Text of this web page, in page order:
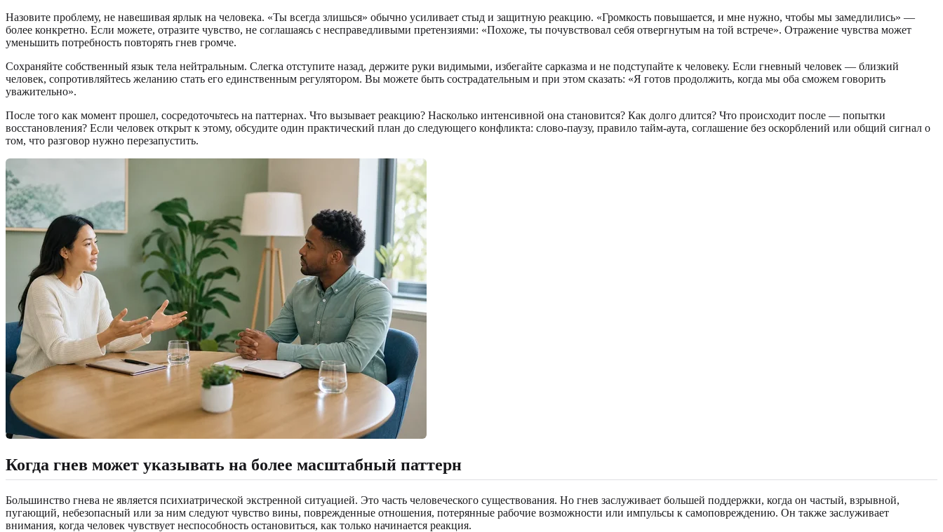
Назовите проблему, не навешивая ярлык на человека. «Ты всегда злишься» обычно усиливает стыд и защитную реакцию. «Громкость повышается, и мне нужно, чтобы мы замедлились» —
более конкретно. Если можете, отразите чувство, не соглашаясь с несправедливыми претензиями: «Похоже, ты почувствовал себя отвергнутым на той встрече». Отражение чувства может
уменьшить потребность повторять гнев громче.
Сохраняйте собственный язык тела нейтральным. Слегка отступите назад, держите руки видимыми, избегайте сарказма и не подступайте к человеку. Если гневный человек — близкий
человек, сопротивляйтесь желанию стать его единственным регулятором. Вы можете быть сострадательным и при этом сказать: «Я готов продолжить, когда мы оба сможем говорить
уважительно».
После того как момент прошел, сосредоточьтесь на паттернах. Что вызывает реакцию? Насколько интенсивной она становится? Как долго длится? Что происходит после — попытки
восстановления? Если человек открыт к этому, обсудите один практический план до следующего конфликта: слово-паузу, правило тайм-аута, соглашение без оскорблений или общий сигнал о
том, что разговор нужно перезапустить.
Когда гнев может указывать на более масштабный паттерн
Большинство гнева не является психиатрической экстренной ситуацией. Это часть человеческого существования. Но гнев заслуживает большей поддержки, когда он частый, взрывной,
пугающий, небезопасный или за ним следуют чувство вины, поврежденные отношения, потерянные рабочие возможности или импульсы к самоповреждению. Он также заслуживает
внимания, когда человек чувствует неспособность остановиться, как только начинается реакция.